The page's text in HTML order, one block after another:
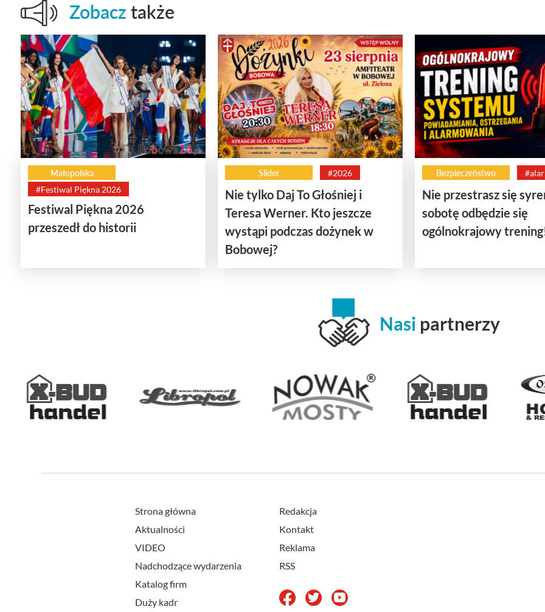
Zobacz także
Małopolska
#Festiwal Piękna 2026
Festiwal Piękna 2026
przeszedł do historii
Slider #2026
Nie tylko Daj To Głośniej i
Teresa Werner. Kto jeszcze
wystąpi podczas dożynek w
Bobowej?
Bezpieczeństwo
Nie przestrasz się
sobotę odbędzie się
ogólnokrajowy
Nasi partnerzy
Strona główna
Aktualności
VIDEO
Nadchodzące wydarzenia
Katalog firm
Duży kadr
Redakcja
Kontakt
Reklama
RSS